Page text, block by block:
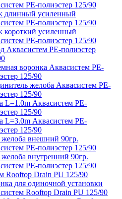
PE-полиэстер 125/90
длинный усиленный
PE-полиэстер 125/90
короткий усиленный
PE-полиэстер 125/90
Аквасистем РЕ-полиэстер
воронка Аквасистем PE-
125/90
желоба Аквасистем PE-
125/90
L=1.0m Аквасистем PE-
125/90
L=3.0m Аквасистем PE-
125/90
желоба внешний 90гр.
PE-полиэстер 125/90
внутренний 90гр.
PE-полиэстер 125/90
Rooftop Drain PU 125/90
для одиночной установки
Rooftop Drain PU 125/90